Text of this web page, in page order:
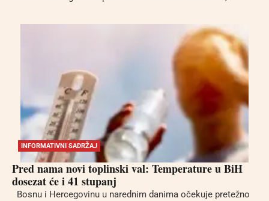
INFORMATIVNI SADRŽAJ
Pred nama novi toplinski val: Temperature u BiH
dosezat će i 41 stupanj
Bosnu i Hercegovinu u narednim danima očekuje pretežno